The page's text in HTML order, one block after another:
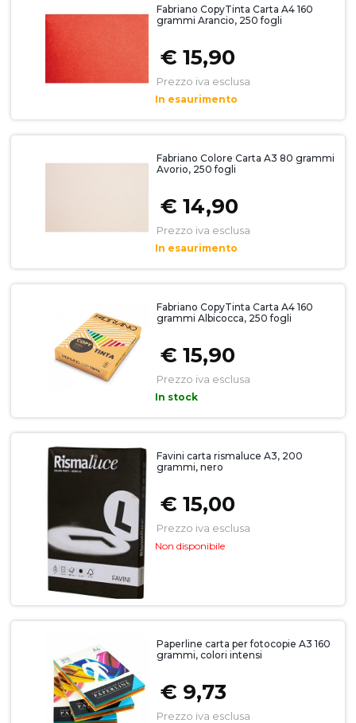
Fabriano CopyTinta Carta A4 160
grammi Arancio, 250 fogli
€ 15,90
Prezzo iva esclusa
In esaurimento
Fabriano Colore Carta A3 80 grammi
Avorio, 250 fogli
€ 14,90
Prezzo iva esclusa
In esaurimento
Fabriano CopyTinta Carta A4 160
grammi Albicocca, 250 fogli
€ 15,90
Prezzo iva esclusa
In stock
Favini carta rismaluce A3, 200
grammi, nero
€ 15,00
Prezzo iva esclusa
Non disponibile
Paperline carta per fotocopie A3 160
grammi, colori intensi
€ 9,73
Prezzo iva esclusa